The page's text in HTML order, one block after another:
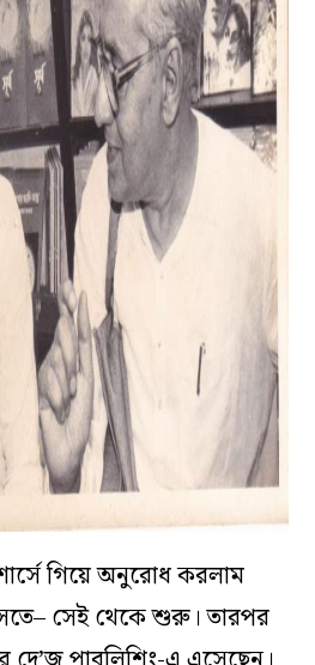
গিয়ে অনুরোধ করলাম
সেই থেকে শুরু। তারপর